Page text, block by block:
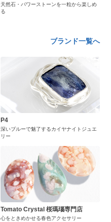
天然石・パワーストーンを一粒から楽しめ
る
ブランド一覧へ
P4
深いブルーで魅了するカイヤナイトジュエ
リー
Tomato Crystal 桜瑪瑙専門店
心をときめかせる春色アクセサリー